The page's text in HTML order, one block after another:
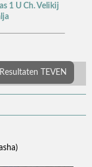
1 U Ch. Velikij
Resultaten TEVEN